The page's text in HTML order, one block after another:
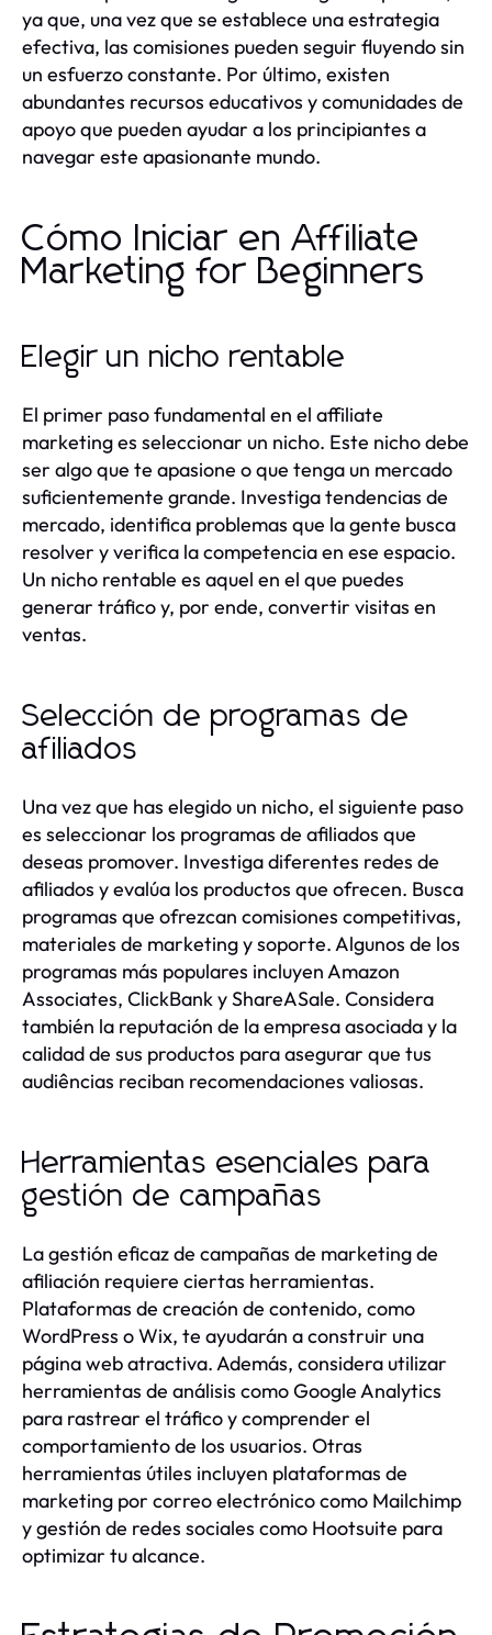
ya que, una vez que se establece una estrategia
efectiva, las comisiones pueden seguir fluyendo sin
un esfuerzo constante. Por último, existen
abundantes recursos educativos y comunidades de
apoyo que pueden ayudar a los principiantes a
navegar este apasionante mundo.
Cómo Iniciar en Affiliate
Marketing for Beginners
Elegir un nicho rentable
El primer paso fundamental en el affiliate
marketing es seleccionar un nicho. Este nicho debe
ser algo que te apasione o que tenga un mercado
suficientemente grande. Investiga tendencias de
mercado, identifica problemas que la gente busca
resolver y verifica la competencia en ese espacio.
Un nicho rentable es aquel en el que puedes
generar tráfico y, por ende, convertir visitas en
ventas.
Selección de programas de
afiliados
Una vez que has elegido un nicho, el siguiente paso
es seleccionar los programas de afiliados que
deseas promover. Investiga diferentes redes de
afiliados y evalúa los productos que ofrecen. Busca
programas que ofrezcan comisiones competitivas,
materiales de marketing y soporte. Algunos de los
programas más populares incluyen Amazon
Associates, ClickBank y ShareASale. Considera
también la reputación de la empresa asociada y la
calidad de sus productos para asegurar que tus
audiências reciban recomendaciones valiosas.
Herramientas esenciales para
gestión de campañas
La gestión eficaz de campañas de marketing de
afiliación requiere ciertas herramientas.
Plataformas de creación de contenido, como
WordPress o Wix, te ayudarán a construir una
página web atractiva. Además, considera utilizar
herramientas de análisis como Google Analytics
para rastrear el tráfico y comprender el
comportamiento de los usuarios. Otras
herramientas útiles incluyen plataformas de
marketing por correo electrónico como Mailchimp
y gestión de redes sociales como Hootsuite para
optimizar tu alcance.